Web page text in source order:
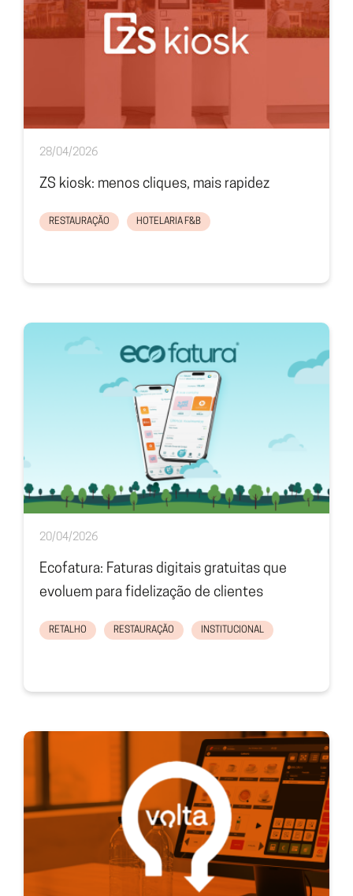
28/04/2026
ZS kiosk: menos cliques, mais rapidez
RESTAURAÇÃO HOTELARIA F&B
20/04/2026
Ecofatura: Faturas digitais gratuitas que
evoluem para fidelização de clientes
RETALHO RESTAURAÇÃO INSTITUCIONAL